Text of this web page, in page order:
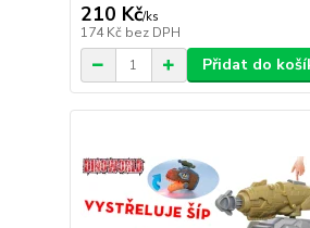
210 Kč/ks
174 Kč bez DPH
Přidat do